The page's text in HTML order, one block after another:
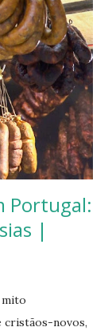
Portugal:
|
mito
cristãos-novos,